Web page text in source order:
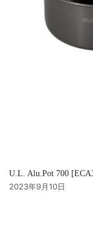
U.L. Alu.Pot 700
2023年9月10日